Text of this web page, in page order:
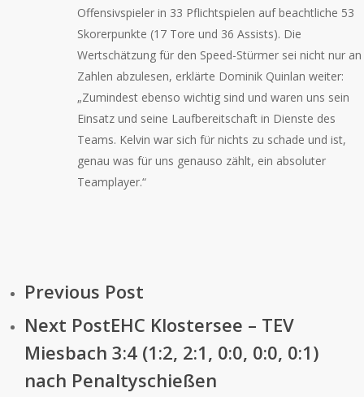
Offensivspieler in 33 Pflichtspielen auf beachtliche 53
Skorerpunkte (17 Tore und 36 Assists). Die
Wertschätzung für den Speed-Stürmer sei nicht nur an
Zahlen abzulesen, erklärte Dominik Quinlan weiter:
„Zumindest ebenso wichtig sind und waren uns sein
Einsatz und seine Laufbereitschaft in Dienste des
Teams. Kelvin war sich für nichts zu schade und ist,
genau was für uns genauso zählt, ein absoluter
Teamplayer.“
Previous Post
Next PostEHC Klostersee – TEV
Miesbach 3:4 (1:2, 2:1, 0:0, 0:0, 0:1)
nach Penaltyschießen